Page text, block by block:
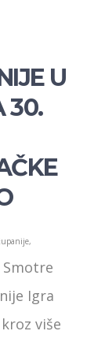
U
30.
Igra
više